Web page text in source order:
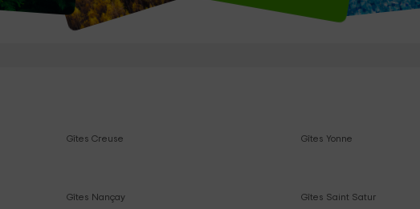
Gîtes Creuse Gîtes Yonne
Gîtes Nançay Gîtes Saint Satur